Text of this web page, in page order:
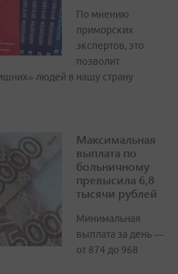
По мнению
приморских
экспертов, это
позволит
людей в нашу страну
Максимальная
выплата по
больничному
превысила 6,8
тысячи рублей
Минимальная
выплата за день —
от 874 до 968